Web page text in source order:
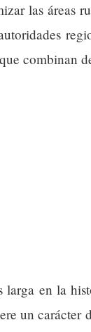
las áreas
combinan
larga en la
un carácter